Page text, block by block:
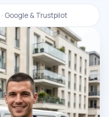
· Google & Trustpilot